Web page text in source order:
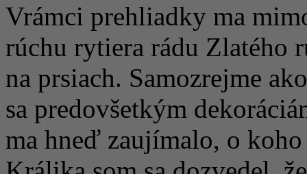
Vrámci prehliadky ma
rúchu rytiera rádu Zlatého
na prsiach. Samozrejme
sa predovšetkým
ma hneď zaujímalo, o